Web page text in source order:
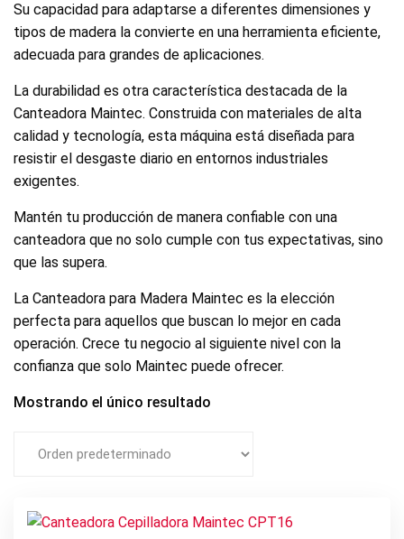
Su capacidad para adaptarse a diferentes dimensiones y
tipos de madera la convierte en una herramienta eficiente,
adecuada para grandes de aplicaciones.
La durabilidad es otra característica destacada de la
Canteadora Maintec. Construida con materiales de alta
calidad y tecnología, esta máquina está diseñada para
resistir el desgaste diario en entornos industriales
exigentes.
Mantén tu producción de manera confiable con una
canteadora que no solo cumple con tus expectativas, sino
que las supera.
La Canteadora para Madera Maintec es la elección
perfecta para aquellos que buscan lo mejor en cada
operación. Crece tu negocio al siguiente nivel con la
confianza que solo Maintec puede ofrecer.
Mostrando el único resultado